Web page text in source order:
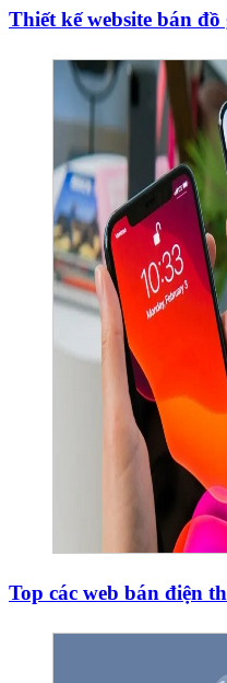
Thiết kế website bán
Top các web bán điện